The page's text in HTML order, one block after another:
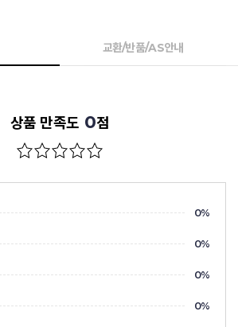
교환/반품/AS안내
상품 만족도 0점
0%
0%
0%
0%